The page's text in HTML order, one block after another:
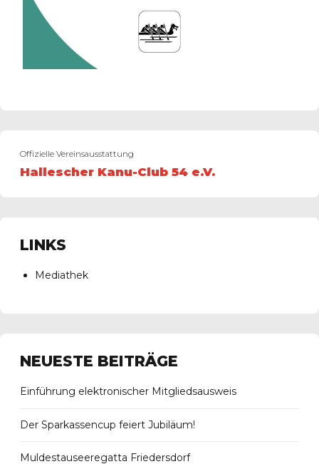
Offizielle Vereinsausstattung
Hallescher Kanu-Club 54 e.V.
LINKS
Mediathek
NEUESTE BEITRÄGE
Einführung elektronischer Mitgliedsausweis
Der Sparkassencup feiert Jubiläum!
Muldestauseeregatta Friedersdorf